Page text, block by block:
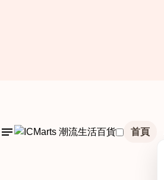
首頁